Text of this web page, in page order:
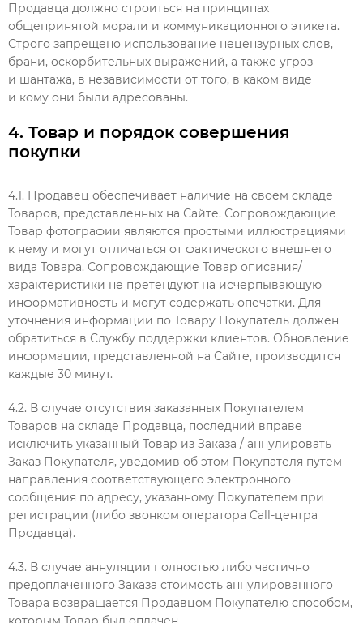
Продавца должно строиться на принципах
общепринятой морали и коммуникационного этикета.
Строго запрещено использование нецензурных слов,
брани, оскорбительных выражений, а также угроз
и шантажа, в независимости от того, в каком виде
и кому они были адресованы.
4. Товар и порядок совершения
покупки
4.1. Продавец обеспечивает наличие на своем складе
Товаров, представленных на Сайте. Сопровождающие
Товар фотографии являются простыми иллюстрациями
к нему и могут отличаться от фактического внешнего
вида Товара. Сопровождающие Товар описания/
характеристики не претендуют на исчерпывающую
информативность и могут содержать опечатки. Для
уточнения информации по Товару Покупатель должен
обратиться в Службу поддержки клиентов. Обновление
информации, представленной на Сайте, производится
каждые 30 минут.
4.2. В случае отсутствия заказанных Покупателем
Товаров на складе Продавца, последний вправе
исключить указанный Товар из Заказа / аннулировать
Заказ Покупателя, уведомив об этом Покупателя путем
направления соответствующего электронного
сообщения по адресу, указанному Покупателем при
регистрации (либо звонком оператора Call-центра
Продавца).
4.3. В случае аннуляции полностью либо частично
предоплаченного Заказа стоимость аннулированного
Товара возвращается Продавцом Покупателю способом,